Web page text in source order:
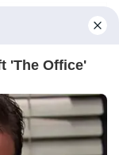
100
Nikkei 225
Corporation
'The Office'